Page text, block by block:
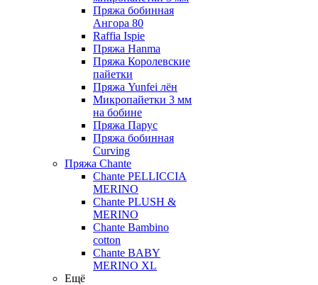
Пряжа бобинная
Ангора 80
Raffia Ispie
Пряжа Hanma
Пряжа Королевские
пайетки
Пряжа Yunfei лён
Микропайетки 3 мм
на бобине
Пряжа Парус
Пряжа бобинная
Curving
Пряжа Chante
Chante PELLICCIA
MERINO
Chante PLUSH &
MERINO
Chante Bambino
cotton
Chante BABY
MERINO XL
Ещё